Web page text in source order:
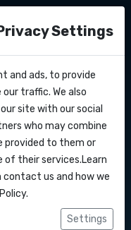
naar
Sms Marketing .
Settings
and ads, to provide
traffic. We also
site with our social
who may combine
provided to them or
their services.Learn
contact us and how we
.
Settings